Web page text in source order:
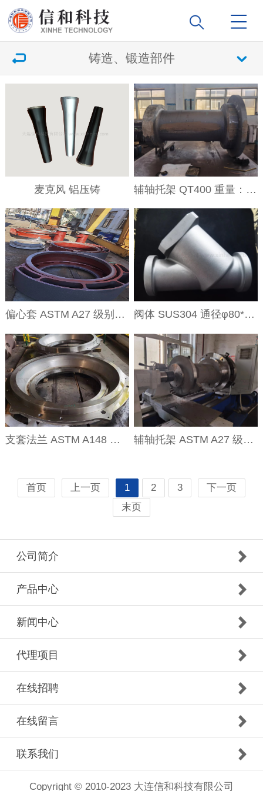
铸造、锻造部件
麦克风 铝压铸 辅轴托架 QT400 重量：2200公斤 φ1000*1800 周轴度0.02
偏心套 ASTM A27 级别70-40 φ1800*400 偏心量±0.25 阀体 SUS304 通径φ80*200
支套法兰 ASTM A148 级别80-50 φ1860*380 精度±0.025 辅轴托架 ASTM A27 级别70-40 φ1000*1800 同轴度0.05
首页 上一页 1 2 3
下一页
末页
公司简介
产品中心
新闻中心
代理项目
在线招聘
在线留言
联系我们
Copyright © 2010-2023 大连信和科技有限公司